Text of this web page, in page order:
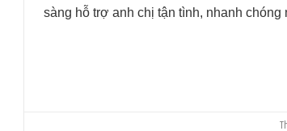
sàng hỗ trợ anh chị tận tình, nhanh chóng